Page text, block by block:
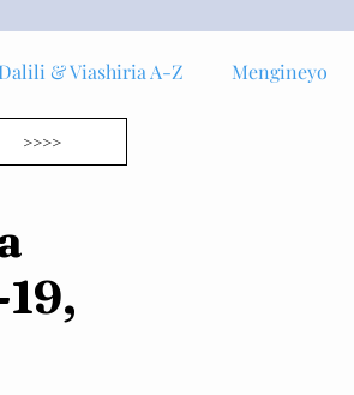
Dalili & Viashiria A-Z Mengineyo
>>>>